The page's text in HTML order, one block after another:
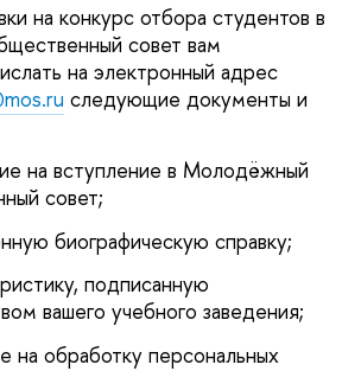
на конкурс отбора студентов в
совет вам
на электронный адрес
следующие документы и
на вступление в Молодёжный
совет;
биографическую справку;
подписанную
вашего учебного заведения;
на обработку персональных